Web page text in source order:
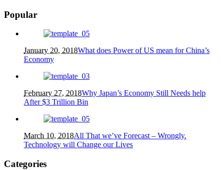
Popular
January 20, 2018What does Power of US mean for China’s
Economy
February 27, 2018Why Japan’s Economy Still Needs help
After $3 Trillion Bin
March 10, 2018All That we’ve Forecast – Wrongly.
Technology will Change our Lives
Categories